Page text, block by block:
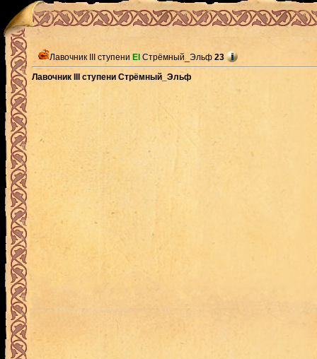
Лавочник III ступени El Стрёмный_Эльф 23
Лавочник III ступени Стрёмный_Эльф